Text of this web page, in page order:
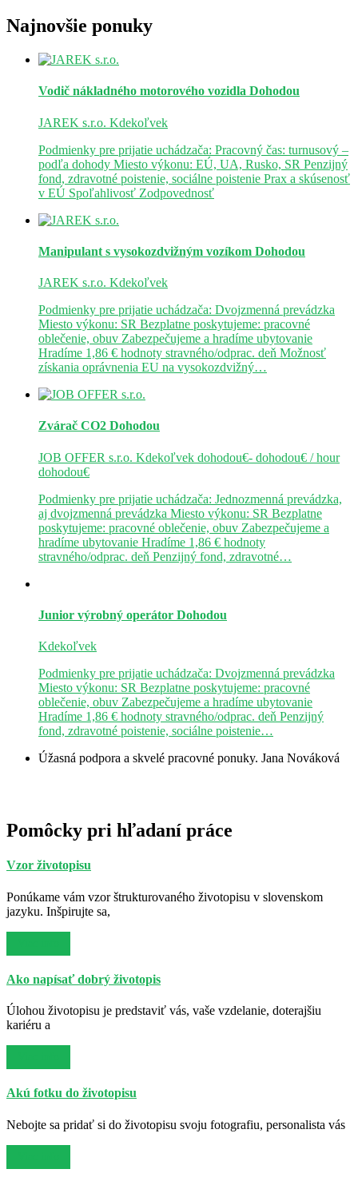
Najnovšie ponuky
Vodič nákladného motorového vozidla Dohodou
JAREK s.r.o. Kdekoľvek
Podmienky pre prijatie uchádzača: Pracovný čas: turnusový –
podľa dohody Miesto výkonu: EÚ, UA, Rusko, SR Penzijný
fond, zdravotné poistenie, sociálne poistenie Prax a skúsenosť
v EÚ Spoľahlivosť Zodpovednosť
Manipulant s vysokozdvižným vozíkom Dohodou
JAREK s.r.o. Kdekoľvek
Podmienky pre prijatie uchádzača: Dvojzmenná prevádzka
Miesto výkonu: SR Bezplatne poskytujeme: pracovné
oblečenie, obuv Zabezpečujeme a hradíme ubytovanie
Hradíme 1,86 € hodnoty stravného/odprac. deň Možnosť
získania oprávnenia EU na vysokozdvižný…
Zvárač CO2 Dohodou
JOB OFFER s.r.o. Kdekoľvek dohodou€- dohodou€ / hour
dohodou€
Podmienky pre prijatie uchádzača: Jednozmenná prevádzka,
aj dvojzmenná prevádzka Miesto výkonu: SR Bezplatne
poskytujeme: pracovné oblečenie, obuv Zabezpečujeme a
hradíme ubytovanie Hradíme 1,86 € hodnoty
stravného/odprac. deň Penzijný fond, zdravotné…
Junior výrobný operátor Dohodou
Kdekoľvek
Podmienky pre prijatie uchádzača: Dvojzmenná prevádzka
Miesto výkonu: SR Bezplatne poskytujeme: pracovné
oblečenie, obuv Zabezpečujeme a hradíme ubytovanie
Hradíme 1,86 € hodnoty stravného/odprac. deň Penzijný
fond, zdravotné poistenie, sociálne poistenie…
Úžasná podpora a skvelé pracovné ponuky. Jana Nováková
Pomôcky pri hľadaní práce
Vzor životopisu
Ponúkame vám vzor štrukturovaného životopisu v slovenskom
jazyku. Inšpirujte sa,
Ako napísať dobrý životopis
Úlohou životopisu je predstaviť vás, vaše vzdelanie, doterajšiu
kariéru a
Akú fotku do životopisu
Nebojte sa pridať si do životopisu svoju fotografiu, personalista vás